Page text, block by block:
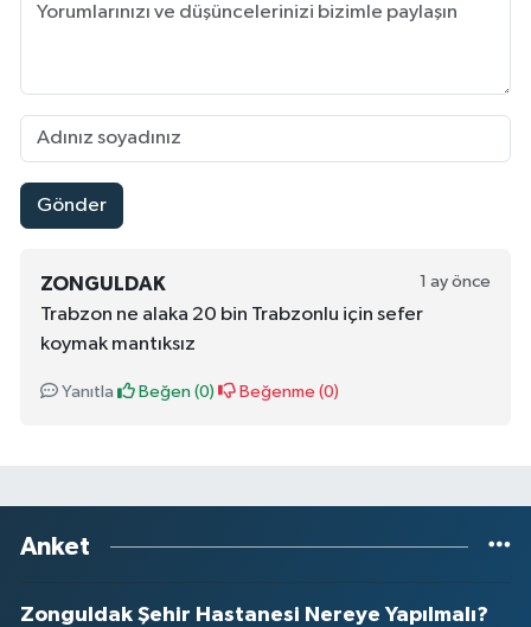
Gönder
ZONGULDAK 1 ay önce
Trabzon ne alaka 20 bin Trabzonlu için sefer
koymak mantıksız
Yanıtla Beğen (0) Beğenme (0)
Anket
Zonguldak Şehir Hastanesi Nereye Yapılmalı?